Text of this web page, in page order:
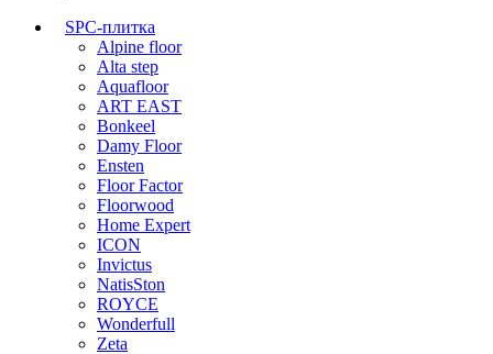
SPC-плитка
Alpine floor
Alta step
Aquafloor
ART EAST
Bonkeel
Damy Floor
Ensten
Floor Factor
Floorwood
Home Expert
ICON
Invictus
NatisSton
ROYCE
Wonderfull
Zeta